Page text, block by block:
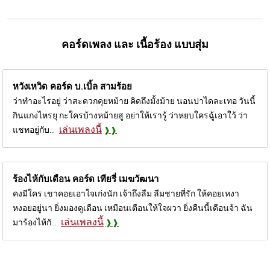
คอร์ดเพลง และ เนื้อร้อง แบบสุ่ม
หวังเหวิด คอร์ด บ.เบิ้ล สามร้อย
ว่าทำอะไรอยู่ ว่าสะดวกคุยหม้าย คิดถึงมั้งม้าย นอนปาไดละเทอ วันนี้
กินแกงไหรยุ กะใครบ้างหม้ายสู อย่าให้เรารู้ ว่าหยบใครฉู้เอาใว้ ว่า
แชทอยู่กับ...
เล่นเพลงนี้
ร้องไห้กับเดือน คอร์ด เทียรี่ เมฆวัฒนา
คงมีใคร เขาคอยเอาใจเก่งนัก เจ้าถึงลืม ลืมชายที่รัก ให้คอยเหงา
หงอยอยู่นา ยิ่งมองดูเดือน เหมือนเตือนให้ใจผวา ยิ่งคืนนี้เดือนจ้า ฉัน
มาร้องไห้กั...
เล่นเพลงนี้